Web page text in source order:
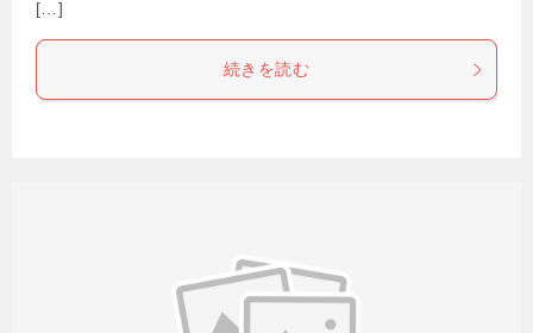
[…]
続きを読む